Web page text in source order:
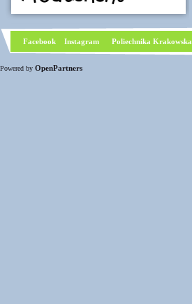
Facebook Instagram Poliechnika Krakowska
Powered by OpenPartners